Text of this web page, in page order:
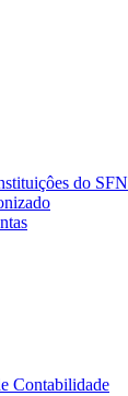
do SFN
Contabilidade